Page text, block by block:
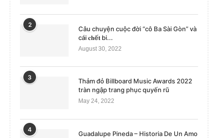
2
Câu chuyện cuộc đời “cô Ba Sài Gòn” và
cái 𝐜𝐡ế𝐭 bi...
August 30, 2022
3
Thảm đỏ Billboard Music Awards 2022
tràn ngập trang phục quyến rũ
May 24, 2022
4
Guadalupe Pineda – Historia De Un Amo